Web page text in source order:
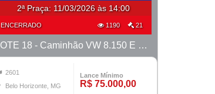
2ª Praça: 11/03/2026 às 14:00
ENCERRADO 1190 21
LOTE 18 - Caminhão VW 8.150 E 2007 - PROCESSO 0011039-27.2023-42ª BH
2601
Belo Horizonte, MG
Lance Mínimo
R$ 75.000,00